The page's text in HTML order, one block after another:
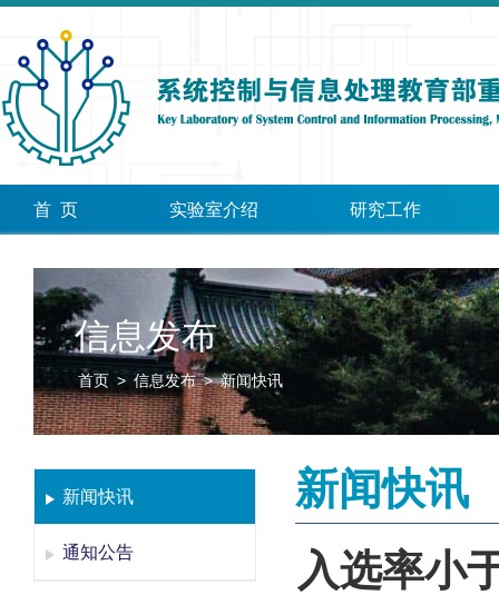
首 页 实验室介绍 研究工作
信息发布
首页 > 信息发布>新闻快讯
新闻快讯
通知公告
新闻快讯
入选率小